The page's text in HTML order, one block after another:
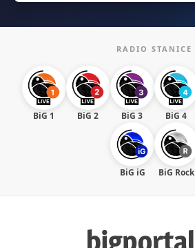
RADIO STANICE
BiG 1 BiG 2 BiG 3 BiG 4
BiG iG BiG Rock